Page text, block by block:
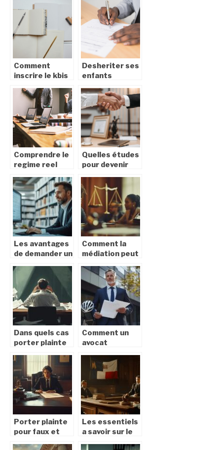
américaine
francaise : tout
ce que vous
devez savoir
Comment
inscrire le kbis
encreur ?
Desheriter ses
enfants
etapes a suivre
Comprendre le
regime reel
pour les
entreprises
Quelles études
pour devenir
?
Les avantages
de demander un
ligne pour votre
entreprise
Comment la
médiation peut
résoudre des
litiges
rapidement et
économiquement
Dans quels cas
porter plainte
employeur ?
Les 10
situations de
licenciement
injustifié
Comment un
avocat
optimiser votre
indemnisation
après un
accident de
vélo
Porter plainte
pour faux et
Les essentiels
a savoir sur le